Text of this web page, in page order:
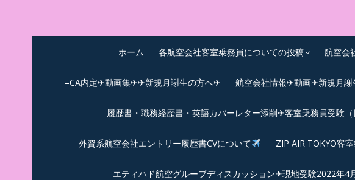
中尾享子CA内定
ホーム
各航空会社客室乗務員についての投稿 航空会
–CA内定✈動画集✈✈新規月謝生の方へ✈ 航空会社情報✈動画✈新規月
履歴書・職務経歴書・英語カバーレター添削✈客室乗務員受験（
外資系航空会社エントリー履歴書CVについて ZIP AIR TOKYO客
エティハド航空グループディスカッション✈︎現地受験2022年4